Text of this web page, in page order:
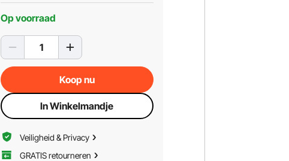
Op voorraad
Koop nu
In Winkelmandje
Veiligheid & Privacy
GRATIS retourneren